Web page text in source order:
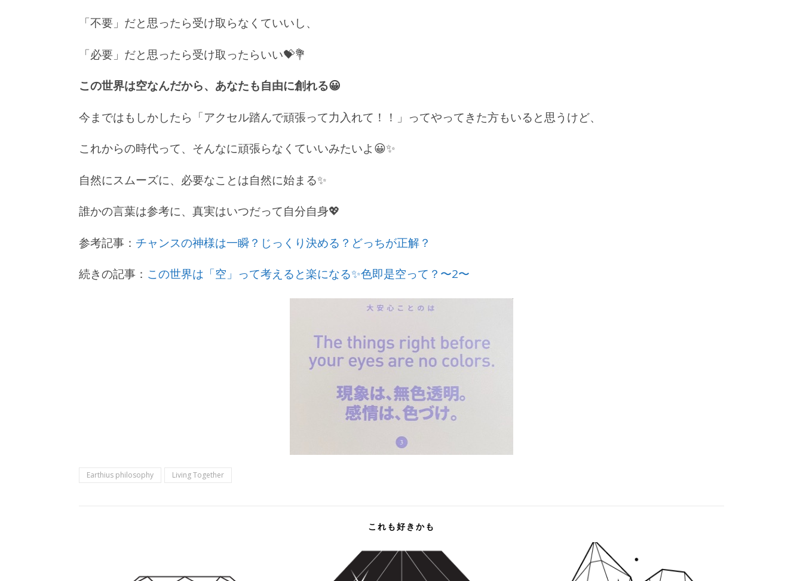
「不要」だと思ったら受け取らなくていいし、
「必要」だと思ったら受け取ったらいい💝💐
この世界は空なんだから、あなたも自由に創れる😀
今まではもしかしたら「アクセル踏んで頑張って力入れて！！」ってやってきた方もいると思うけど、
これからの時代って、そんなに頑張らなくていいみたいよ😀✨
自然にスムーズに、必要なことは自然に始まる✨
誰かの言葉は参考に、真実はいつだって自分自身💖
参考記事： チャンスの神様は一瞬？じっくり決める？どっちが正解？
続きの記事： この世界は「空」って考えると楽になる✨色即是空って？〜2〜
Earthius philosophy Living Together
これも好きかも